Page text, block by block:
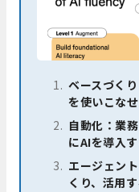
ベースづく
を使いこな
自動化：業
にAIを導入
エージェン
くり、活用